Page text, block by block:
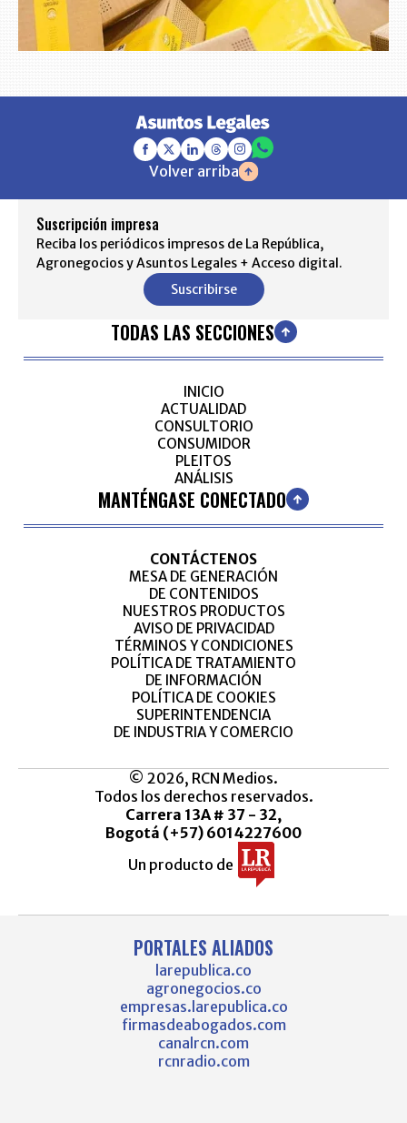
Volver arriba
Suscripción impresa
Reciba los periódicos impresos de La República,
Agronegocios y Asuntos Legales + Acceso digital.
Suscribirse
TODAS LAS SECCIONES
INICIO
ACTUALIDAD
CONSULTORIO
CONSUMIDOR
PLEITOS
ANÁLISIS
MANTÉNGASE CONECTADO
CONTÁCTENOS
MESA DE GENERACIÓN
DE CONTENIDOS
NUESTROS PRODUCTOS
AVISO DE PRIVACIDAD
TÉRMINOS Y CONDICIONES
POLÍTICA DE TRATAMIENTO
DE INFORMACIÓN
POLÍTICA DE COOKIES
SUPERINTENDENCIA
DE INDUSTRIA Y COMERCIO
© 2026, RCN Medios.
Todos los derechos reservados.
Carrera 13A # 37 - 32,
Bogotá (+57) 6014227600
Un producto de
PORTALES ALIADOS
larepublica.co
agronegocios.co
empresas.larepublica.co
firmasdeabogados.com
canalrcn.com
rcnradio.com